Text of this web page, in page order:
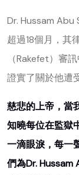
Dr. Hussam
超過18個月，其
（Rakefet）審
證實了關於他遭
慈悲的上帝，當
知曉每位在監獄
一滴眼淚，每一
們為Dr. Hussam